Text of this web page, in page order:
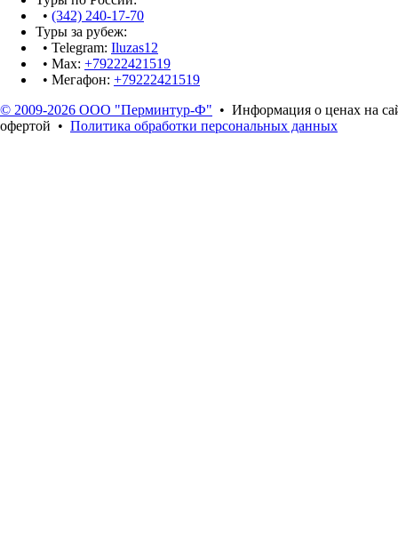
• (342) 240-17-70
Туры за рубеж:
• Telegram: Iluzas12
• Max: +79222421519
• Мегафон: +79222421519
© 2009-2026 ООО "Перминтур-Ф" • Информация о ценах на
офертой • Политика обработки персональных данных